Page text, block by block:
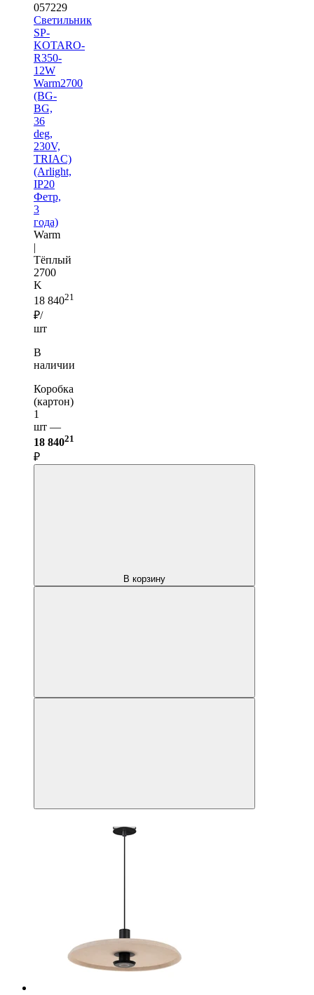
057229
Светильник
SP-
KOTARO-
R350-
12W
Warm2700
(BG-
BG,
36
deg,
230V,
TRIAC)
(Arlight,
IP20
Фетр,
3
года)
Warm
|
Тёплый
2700
K
18 84021
₽/
шт
В
наличии
Коробка
(картон)
1
шт —
18 84021
₽
В корзину